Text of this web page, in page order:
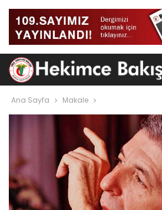
Ana Sayfa Makale